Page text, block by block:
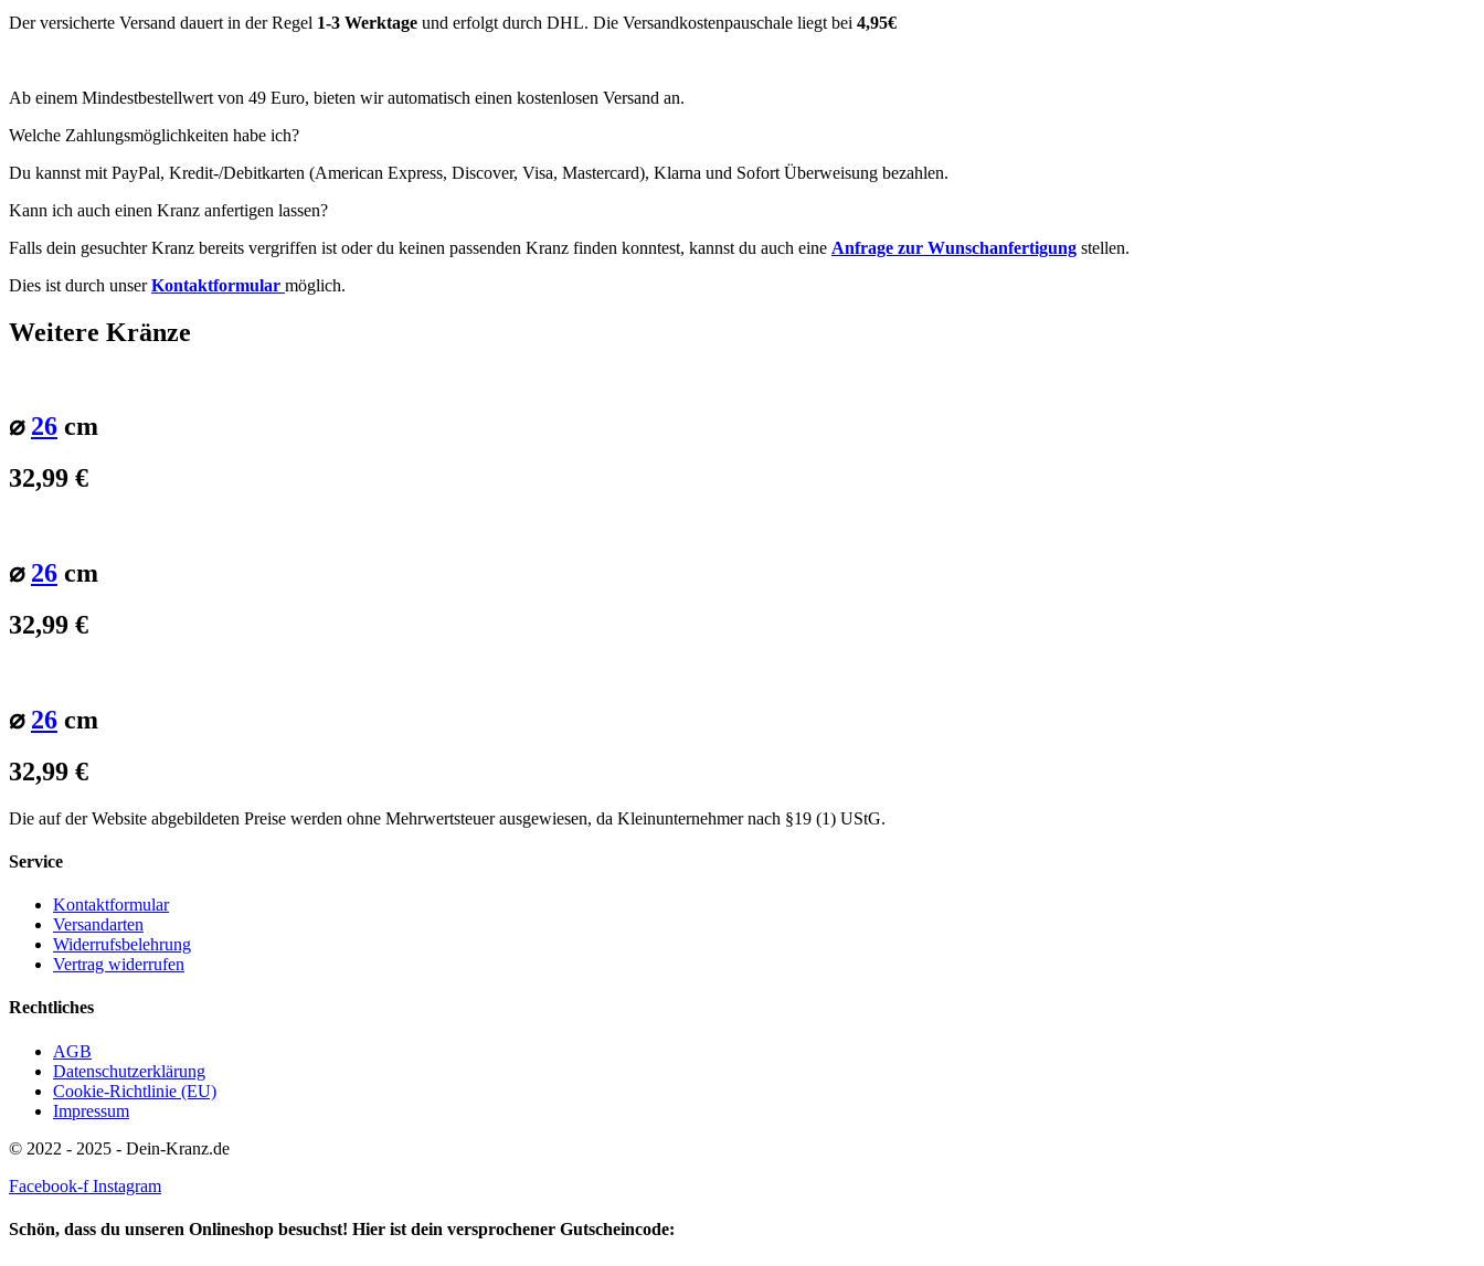
Der versicherte Versand dauert in der Regel 1-3 Werktage und erfolgt durch DHL. Die Versandkostenpauschale liegt bei 4,95€
Ab einem Mindestbestellwert von 49 Euro, bieten wir automatisch einen kostenlosen Versand an.
Welche Zahlungsmöglichkeiten habe ich?
Du kannst mit PayPal, Kredit-/Debitkarten (American Express, Discover, Visa, Mastercard), Klarna und Sofort Überweisung bezahlen.
Kann ich auch einen Kranz anfertigen lassen?
Falls dein gesuchter Kranz bereits vergriffen ist oder du keinen passenden Kranz finden konntest, kannst du auch eine Anfrage zur Wunschanfertigung stellen.
Dies ist durch unserKontaktformular möglich.
Weitere Kränze
⌀ 26 cm
32,99 €
⌀ 26 cm
32,99 €
⌀ 26 cm
32,99 €
Die auf der Website abgebildeten Preise werden ohne Mehrwertsteuer ausgewiesen, da Kleinunternehmer nach §19 (1) UStG.
Service
Kontaktformular
Versandarten
Widerrufsbelehrung
Vertrag widerrufen
Rechtliches
AGB
Datenschutzerklärung
Cookie-Richtlinie (EU)
Impressum
© 2022 - 2025 - Dein-Kranz.de
Facebook-f Instagram
Schön, dass du unseren Onlineshop besuchst! Hier ist dein versprochener Gutscheincode: